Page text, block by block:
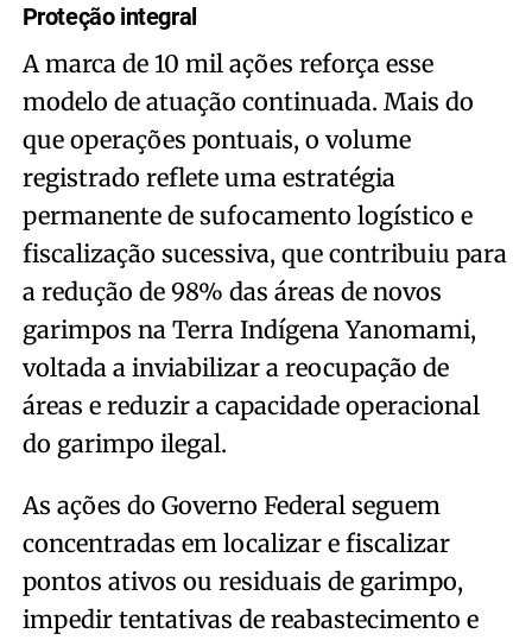
Proteção integral
A marca de 10 mil ações reforça esse
modelo de atuação continuada. Mais do
que operações pontuais, o volume
registrado reflete uma estratégia
permanente de sufocamento logístico e
fiscalização sucessiva, que contribuiu para
a redução de 98% das áreas de novos
garimpos na Terra Indígena Yanomami,
voltada a inviabilizar a reocupação de
áreas e reduzir a capacidade operacional
do garimpo ilegal.
As ações do Governo Federal seguem
concentradas em localizar e fiscalizar
pontos ativos ou residuais de garimpo,
impedir tentativas de reabastecimento e